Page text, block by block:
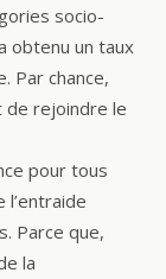
socio-
obtenu un taux
Par chance,
de rejoindre le
pour tous
Parce que,
la